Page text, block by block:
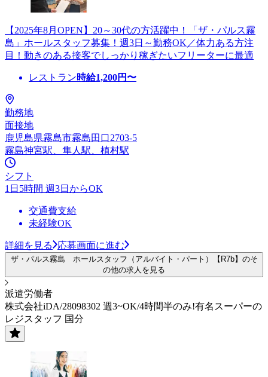
【2025年8月OPEN】20～30代の方活躍中！「ザ・パルス霧
島」ホールスタッフ募集！週3日～勤務OK／体力ある方注
目！動きのある接客でしっかり稼ぎたいフリーターに最適
レストラン時給1,200円〜
勤務地
面接地
鹿児島県霧島市霧島田口2703-5
霧島神宮駅、隼人駅、植村駅
シフト
1日5時間 週3日からOK
交通費支給
未経験OK
詳細を見る 応募画面に進む
ザ・パルス霧島 ホールスタッフ（アルバイト・パート）【R7b】のそ
の他の求人を見る
派遣労働者
株式会社iDA/28098302 週3~OK/4時間半のみ!有名スーパーの
レジスタッフ 国分